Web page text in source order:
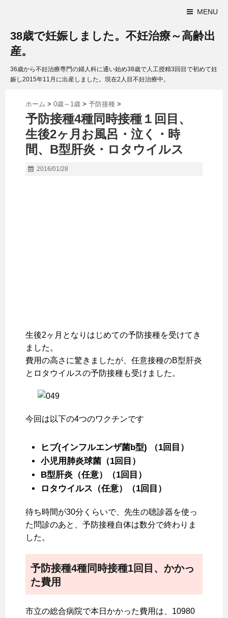
MENU
38歳で妊娠しました。不妊治療～高齢出
産。
36歳から不妊治療専門の婦人科に通い始め38歳で人工授精3回目で初めて妊
娠し2015年11月に出産しました。現在2人目不妊治療中。
ホーム > 0歳～1歳 > 予防接種 >
予防接種4種同時接種１回目、
生後2ヶ月お風呂・泣く・時
間、B型肝炎・ロタウイルス
2016/01/28
生後2ヶ月となりはじめての予防接種を受けてき
ました。
費用の高さに驚きましたが、任意接種のB型肝炎
とロタウイルスの予防接種も受けました。
今回は以下の4つのワクチンです
ヒブ(インフルエンザ菌b型) （1回目）
小児用肺炎球菌（1回目）
B型肝炎（任意）（1回目）
ロタウイルス（任意）（1回目）
待ち時間が30分くらいで、先生の聴診器を使っ
た問診のあと、予防接種自体は数分で終わりま
した。
予防接種4種同時接種1回目、かかっ
た費用
市立の総合病院で本日かかった費用は、10980